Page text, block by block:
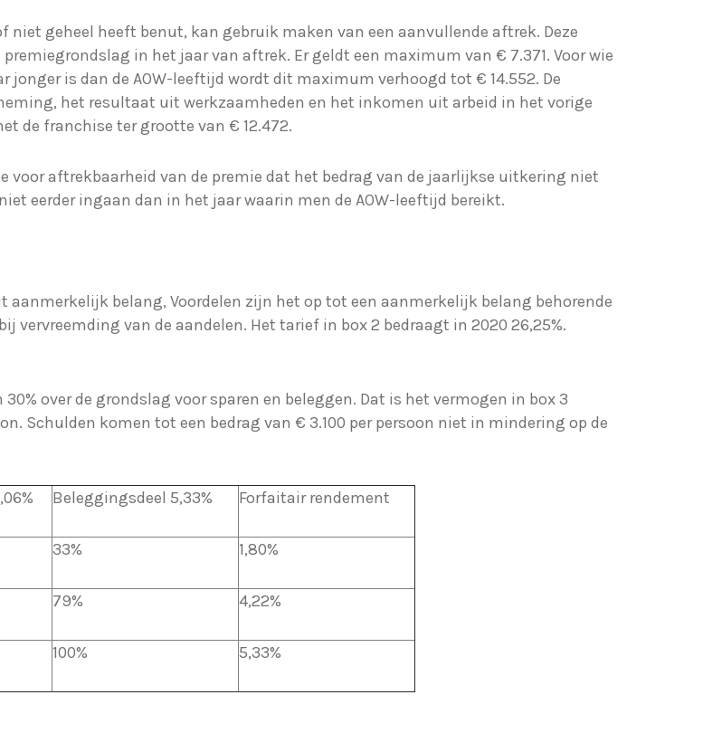
niet geheel heeft benut, kan gebruik maken van een aanvullende aftrek. Deze
in het jaar van aftrek. Er geldt een maximum van € 7.371. Voor wie
is dan de AOW-leeftijd wordt dit maximum verhoogd tot € 14.552. De
het resultaat uit werkzaamheden en het inkomen uit arbeid in het vorige
de franchise ter grootte van € 12.472.
aftrekbaarheid van de premie dat het bedrag van de jaarlijkse uitkering niet
eerder ingaan dan in het jaar waarin men de AOW-leeftijd bereikt.
aanmerkelijk belang, Voordelen zijn het op tot een aanmerkelijk belang behorende
vervreemding van de aandelen. Het tarief in box 2 bedraagt in 2020 26,25%.
over de grondslag voor sparen en beleggen. Dat is het vermogen in box 3
Schulden komen tot een bedrag van € 3.100 per persoon niet in mindering op de
Beleggingsdeel 5,33% Forfaitair rendement
33% 1,80%
79% 4,22%
100% 5,33%